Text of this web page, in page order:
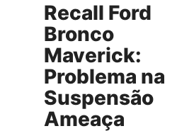
Recall Ford
Bronco
Maverick:
Problema na
Suspensão
Ameaça